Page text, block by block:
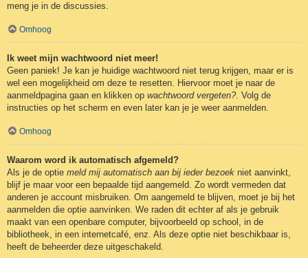
meng je in de discussies.
Omhoog
Ik weet mijn wachtwoord niet meer!
Geen paniek! Je kan je huidige wachtwoord niet terug krijgen, maar er is
wel een mogelijkheid om deze te resetten. Hiervoor moet je naar de
aanmeldpagina gaan en klikken op wachtwoord vergeten?. Volg de
instructies op het scherm en even later kan je je weer aanmelden.
Omhoog
Waarom word ik automatisch afgemeld?
Als je de optie meld mij automatisch aan bij ieder bezoek niet aanvinkt,
blijf je maar voor een bepaalde tijd aangemeld. Zo wordt vermeden dat
anderen je account misbruiken. Om aangemeld te blijven, moet je bij het
aanmelden die optie aanvinken. We raden dit echter af als je gebruik
maakt van een openbare computer, bijvoorbeeld op school, in de
bibliotheek, in een internetcafé, enz. Als deze optie niet beschikbaar is,
heeft de beheerder deze uitgeschakeld.